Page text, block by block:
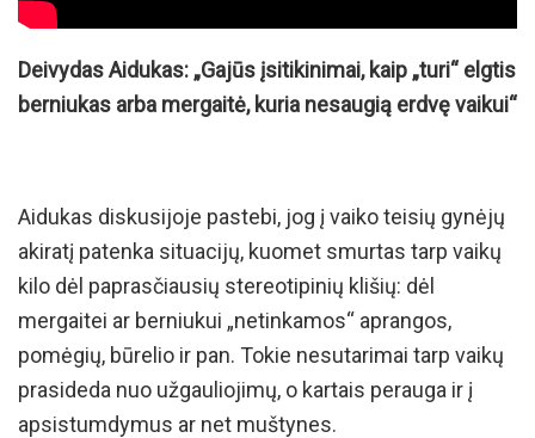
Deivydas Aidukas: „Gajūs įsitikinimai, kaip „turi“ elgtis
berniukas arba mergaitė, kuria nesaugią erdvę vaikui“
Aidukas diskusijoje pastebi, jog į vaiko teisių gynėjų
akiratį patenka situacijų, kuomet smurtas tarp vaikų
kilo dėl paprasčiausių stereotipinių klišių: dėl
mergaitei ar berniukui „netinkamos“ aprangos,
pomėgių, būrelio ir pan. Tokie nesutarimai tarp vaikų
prasideda nuo užgauliojimų, o kartais perauga ir į
apsistumdymus ar net muštynes.